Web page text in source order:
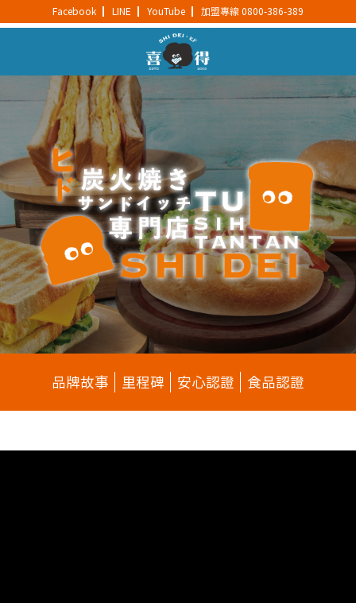
品牌故事 里程碑 安心認證 食品認證
Facebook LINE YouTube 加盟專線 0800-386-389